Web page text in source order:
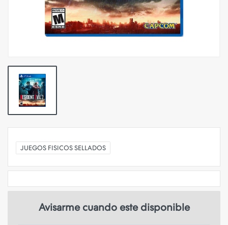
JUEGOS FISICOS SELLADOS
Avisarme cuando este disponible